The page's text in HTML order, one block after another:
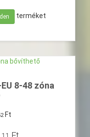
terméket
8-48 zóna
Ft